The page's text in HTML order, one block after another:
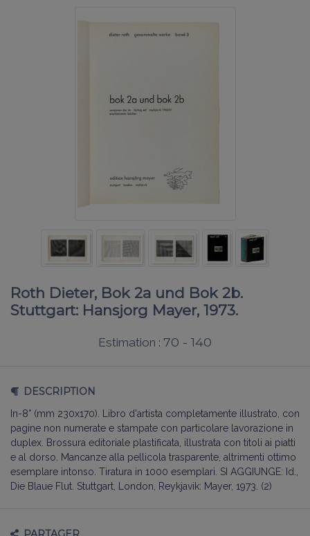
Roth Dieter, Bok 2a und Bok 2b.
Stuttgart: Hansjorg Mayer, 1973.
Estimation : 70 - 140
DESCRIPTION
In-8° (mm 230x170). Libro d'artista completamente illustrato, con
pagine non numerate e stampate con particolare lavorazione in
duplex. Brossura editoriale plastificata, illustrata con titoli ai piatti
e al dorso. Mancanze alla pellicola trasparente, altrimenti ottimo
esemplare intonso. Tiratura in 1000 esemplari. SI AGGIUNGE: Id.,
Die Blaue Flut. Stuttgart, London, Reykjavik: Mayer, 1973. (2)